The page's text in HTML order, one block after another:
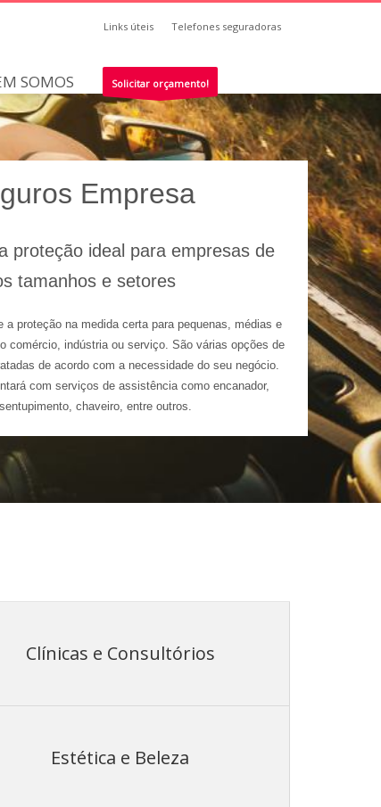
Links úteis Telefones seguradoras
SOMOS Solicitar orçamento!
Empresa
proteção ideal para empresas de
tamanhos e setores
a proteção na medida certa para pequenas, médias e
comércio, indústria ou serviço. São várias opções de
de acordo com a necessidade do seu negócio.
com serviços de assistência como encanador,
chaveiro, entre outros.
Clínicas e Consultórios
Estética e Beleza